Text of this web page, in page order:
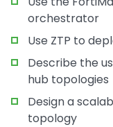
orchestrator
Use ZTP to
Describe the
hub topologies
Design a
topology